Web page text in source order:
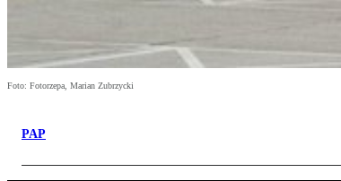
Foto: Fotorzepa, Marian Zubrzycki
PAP